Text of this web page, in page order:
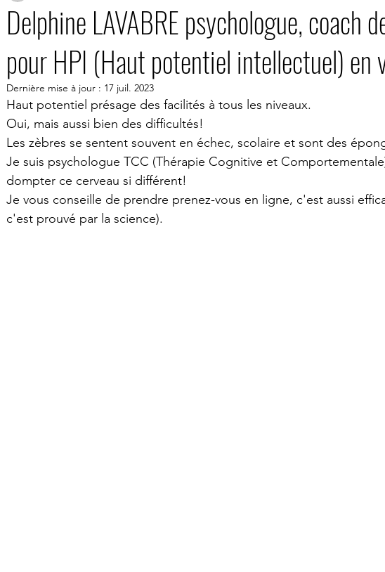
TOULOUSE PSYCHOLOGUE VISIO PSYCHOLOGUE SKYPE
en ligne Psychologue Nimes psychologue Nantes psychologue
PARIS 15 PSYCHOLOGUE PARIS 14 PSYCHOLOGUE
visio psychologue sydney
Delphine LAVABRE psychologue, coach
pour HPI (Haut potentiel intellectuel) en
Dernière mise à jour : 17 juil. 2023
Haut potentiel présage des facilités à tous les niveaux.
Oui, mais aussi bien des difficultés!
Les zèbres se sentent souvent en échec, scolaire et sont des
Je suis psychologue TCC (Thérapie Cognitive et
dompter ce cerveau si différent!
Je vous conseille de prendre prenez-vous en ligne, c'est aussi
c'est prouvé par la science).